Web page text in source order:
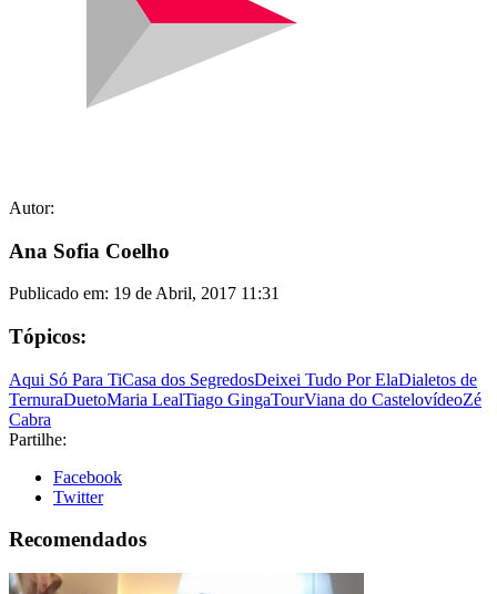
Autor:
Ana Sofia Coelho
Publicado em: 19 de Abril, 2017 11:31
Tópicos:
Aqui Só Para TiCasa dos SegredosDeixei Tudo Por ElaDialetos de
TernuraDuetoMaria LealTiago GingaTourViana do CastelovídeoZé
Cabra
Partilhe:
Facebook
Twitter
Recomendados